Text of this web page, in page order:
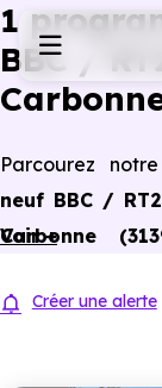
Investir
1
BBC /
Parcourez
neuf BBC /
Carbonne
dernières
Voir +
Créer une alerte